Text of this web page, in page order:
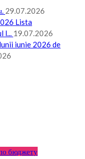
29.07.2026
Lista
l... 19.07.2026
iunie 2026 de
бюджету